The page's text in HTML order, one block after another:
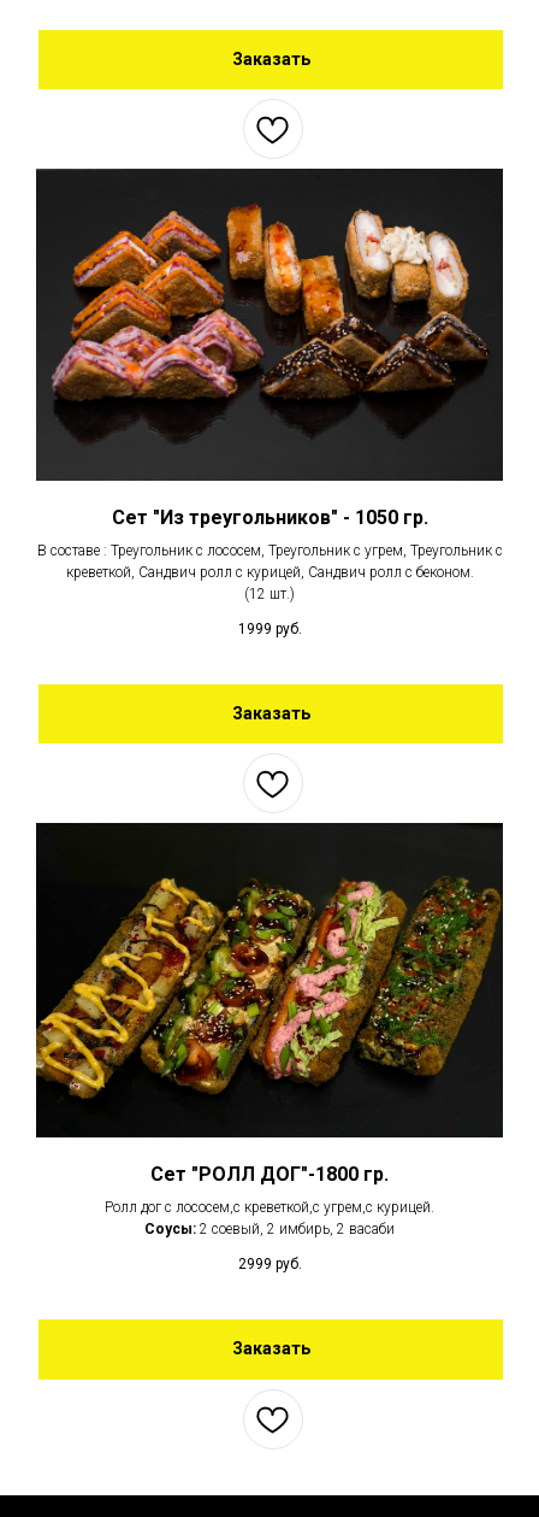
Заказать
Сет "Из треугольников" - 1050 гр.
В составе : Треугольник с лососем, Треугольник с угрем, Треугольник с
креветкой, Сандвич ролл с курицей, Сандвич ролл с беконом.
(12 шт.)
1999 руб.
Заказать
Сет "РОЛЛ ДОГ"-1800 гр.
Ролл дог с лососем,с креветкой,с угрем,с курицей.
Соусы: 2 соевый, 2 имбирь, 2 васаби
2999 руб.
Заказать